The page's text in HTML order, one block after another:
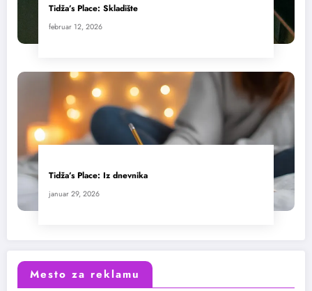
Tidža’s Place: Skladište
februar 12, 2026
Tidža’s Place: Iz dnevnika
januar 29, 2026
Mesto za reklamu